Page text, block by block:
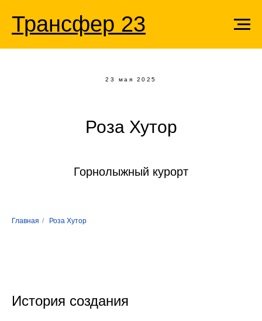
Трансфер 23
23 мая 2025
Роза Хутор
Горнолыжный курорт
Главная / Роза Хутор
История создания